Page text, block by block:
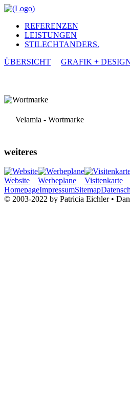
REFERENZEN
LEISTUNGEN
STILECHTANDERS.
ÜBERSICHT
GRAFIK +
Velamia - Wortmarke
weiteres
Website Werbeplane Visitenkarte
HomepageImpressumSitemap
© 2003-2022 by Patricia Eichler •